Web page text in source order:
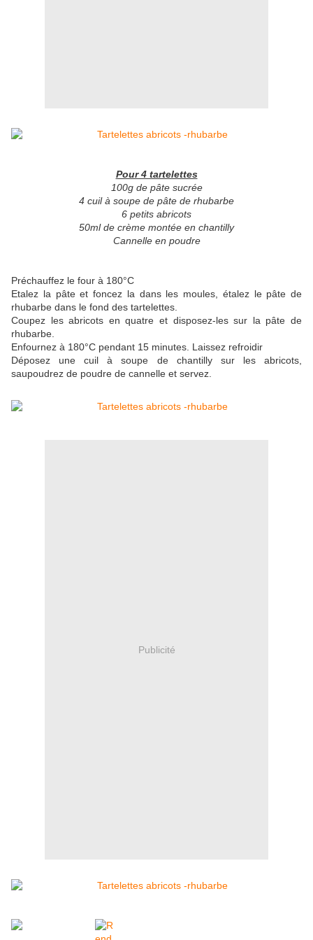
Pour 4 tartelettes
100g de pâte sucrée
4 cuil à soupe de pâte de rhubarbe
6 petits abricots
50ml de crème montée en chantilly
Cannelle en poudre
Préchauffez le four à 180°C
Etalez la pâte et foncez la dans les moules, étalez le pâte de
rhubarbe dans le fond des tartelettes.
Coupez les abricots en quatre et disposez-les sur la pâte de
rhubarbe.
Enfournez à 180°C pendant 15 minutes. Laissez refroidir
Déposez une cuil à soupe de chantilly sur les abricots,
saupoudrez de poudre de cannelle et servez.
Publicité